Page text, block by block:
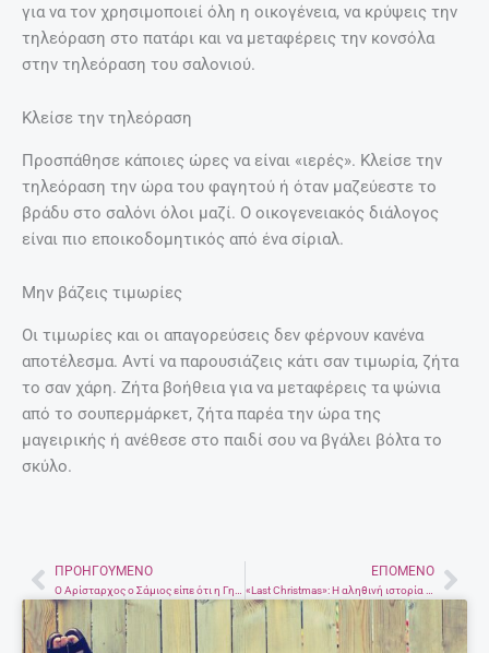
για να τον χρησιμοποιεί όλη η οικογένεια, να κρύψεις την
τηλεόραση στο πατάρι και να μεταφέρεις την κονσόλα
στην τηλεόραση του σαλονιού.
Κλείσε την τηλεόραση
Προσπάθησε κάποιες ώρες να είναι «ιερές». Κλείσε την
τηλεόραση την ώρα του φαγητού ή όταν μαζεύεστε το
βράδυ στο σαλόνι όλοι μαζί. Ο οικογενειακός διάλογος
είναι πιο εποικοδομητικός από ένα σίριαλ.
Μην βάζεις τιμωρίες
Οι τιμωρίες και οι απαγορεύσεις δεν φέρνουν κανένα
αποτέλεσμα. Αντί να παρουσιάζεις κάτι σαν τιμωρία, ζήτα
το σαν χάρη. Ζήτα βοήθεια για να μεταφέρεις τα ψώνια
από το σουπερμάρκετ, ζήτα παρέα την ώρα της
μαγειρικής ή ανέθεσε στο παιδί σου να βγάλει βόλτα το
σκύλο.
Prev
ΠΡΟΗΓΟΎΜΕΝΟ ΕΠΌΜΕΝΟ